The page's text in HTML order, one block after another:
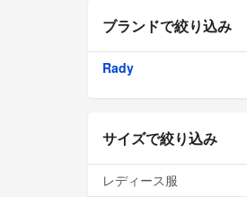
ブランドで絞り込み
Rady
サイズで絞り込み
レディース服